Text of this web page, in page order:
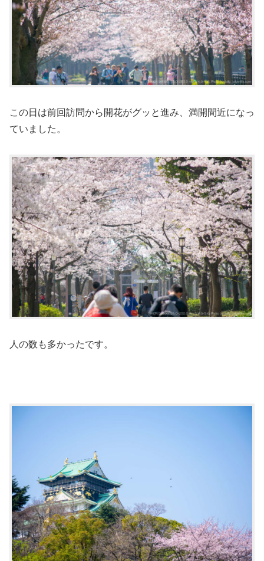
この日は前回訪問から開花がグッと進み、満開間近になっ
ていました。
人の数も多かったです。